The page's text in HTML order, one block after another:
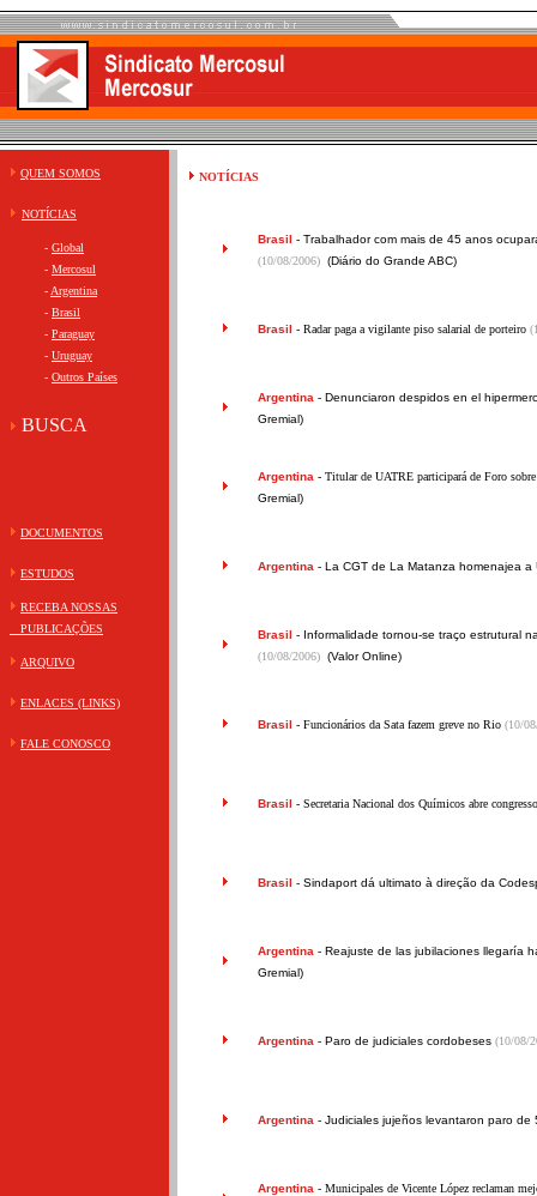
QUEM SOMOS
NOTÍCIAS
- Global
- Mercosul
- Argentina
- Brasil
- Paraguay
- Uruguay
- Outros Países
BUSCA
DOCUMENTOS
ESTUDOS
RECEBA NOSSAS
PUBLICAÇÕES
ARQUIVO
ENLACES (LINKS)
FALE CONOSCO
NOTÍCIAS
Brasil - Trabalhador com mais de 45 anos
(10/08/2006) (Diário do Grande ABC)
Brasil - Radar paga a vigilante piso salarial de porteiro
Argentina - Denunciaron despidos en el
Gremial)
Argentina - Titular de UATRE participará de Foro
Gremial)
Argentina - La CGT de La Matanza homenajea a
Brasil - Informalidade tornou-se traço estrutural
(10/08/2006) (Valor Online)
Brasil - Funcionários da Sata fazem greve no Rio (10/
Brasil - Secretaria Nacional dos Químicos abre
Brasil - Sindaport dá ultimato à direção da
Argentina - Reajuste de las jubilaciones llegaría
Gremial)
Argentina - Paro de judiciales cordobeses (10/08/
Argentina - Judiciales jujeños levantaron paro de
Argentina - Municipales de Vicente López reclaman